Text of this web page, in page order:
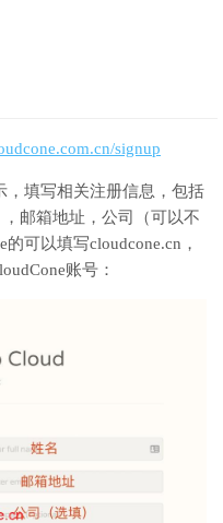
signup
，填写相关注册信息，包括
邮箱地址，公司（可以不
可以填写cloudcone.cn，
账号：